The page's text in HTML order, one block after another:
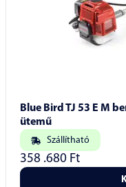
Blue Bird TJ 53 E M
ütemű
Szállítható
358 .680 Ft